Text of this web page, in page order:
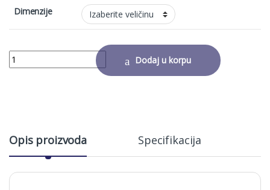
Dimenzije
GOSPOD ISUS HRISTOS HILANDARSKI SPASITELJ quantity
Dodaj u korpu
Opis proizvoda Specifikacija